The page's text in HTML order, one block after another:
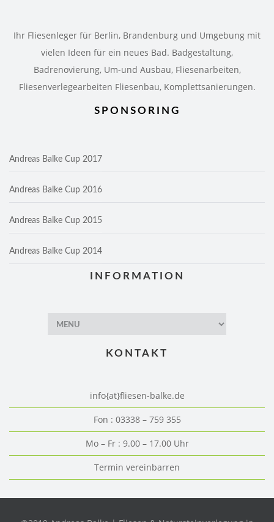
Ihr Fliesenleger für Berlin, Brandenburg und Umgebung mit
vielen Ideen für ein neues Bad. Badgestaltung,
Badrenovierung, Um-und Ausbau, Fliesenarbeiten,
Fliesenverlegearbeiten Fliesenbau, Komplettsanierungen.
SPONSORING
Andreas Balke Cup 2017
Andreas Balke Cup 2016
Andreas Balke Cup 2015
Andreas Balke Cup 2014
INFORMATION
KONTAKT
info{at}fliesen-balke.de
Fon : 03338 – 759 355
Mo – Fr : 9.00 – 17.00 Uhr
Termin vereinbarren